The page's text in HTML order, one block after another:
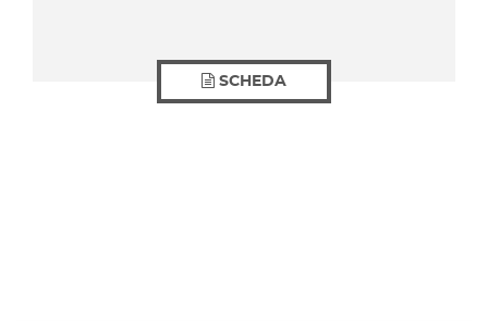
SCHEDA